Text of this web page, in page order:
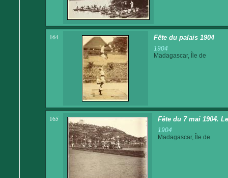
164 Fête du palais 1904
1904
Madagascar, Île de
165 Fête du 7 mai 1904.
1904
Madagascar, Île de